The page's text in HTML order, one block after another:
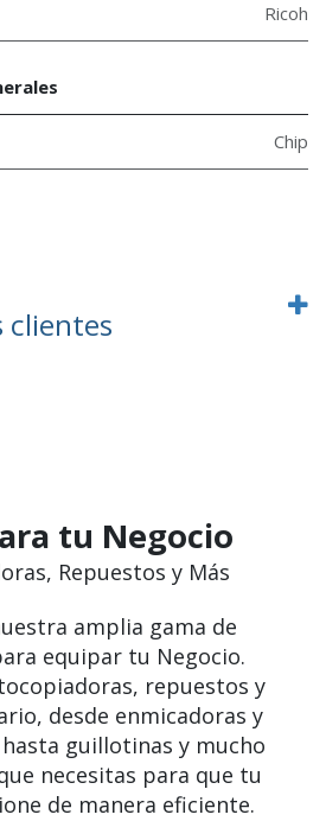
Ricoh
Chip
clientes
tu Negocio
Repuestos y Más
amplia gama de
equipar tu Negocio.
repuestos y
desde enmicadoras y
guillotinas y mucho
necesitas para que tu
de manera eficiente.